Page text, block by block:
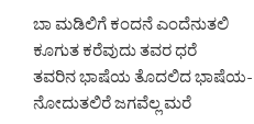
ಬಾ ಮಡಿಲಿಗೆ ಕಂದನೆ ಎಂದೆನುತಲಿ
ಕೂಗುತ ಕರೆವುದು ತವರ ಧರೆ
ತವರಿನ ಭಾಷೆಯ ತೊದಲಿದ ಭಾಷೆಯ-
ನೋದುತಲಿರೆ ಜಗವೆಲ್ಲ ಮರೆ